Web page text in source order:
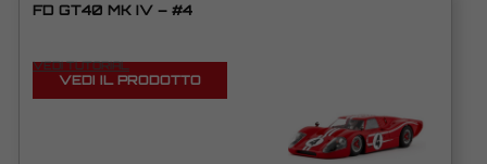
FD GT40 MK IV – #4
VEDI TUTORIAL
VEDI IL PRODOTTO